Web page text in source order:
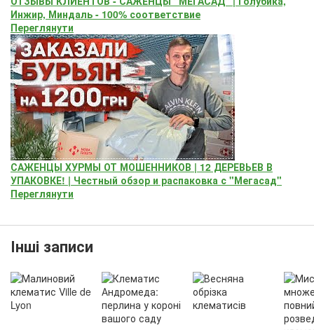
Инжир, Миндаль - 100% соответствие
Переглянути
САЖЕНЦЫ ХУРМЫ ОТ МОШЕННИКОВ | 12 ДЕРЕВЬЕВ В
УПАКОВКЕ! | Честный обзор и распаковка с "Мегасад"
Переглянути
Інші записи